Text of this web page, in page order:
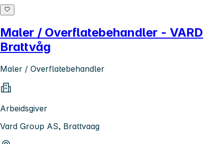
Maler / Overflatebehandler - VARD
Brattvåg
Maler / Overflatebehandler
Arbeidsgiver
Vard Group AS, Brattvaag